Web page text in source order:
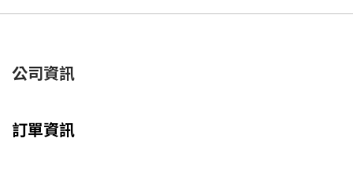
公司資訊
訂單資訊